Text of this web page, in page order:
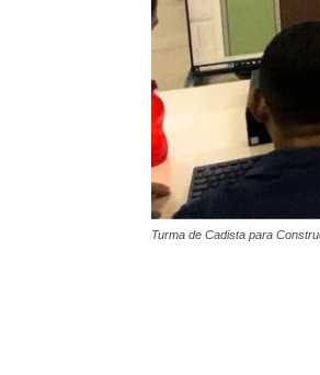
Turma de Cadista para